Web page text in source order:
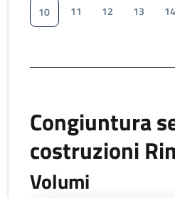
10
11 12 13 14
Congiuntura
costruzioni
Volumi